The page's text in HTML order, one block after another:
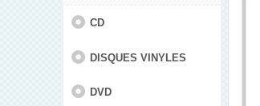
CD
DISQUES VINYLES
DVD